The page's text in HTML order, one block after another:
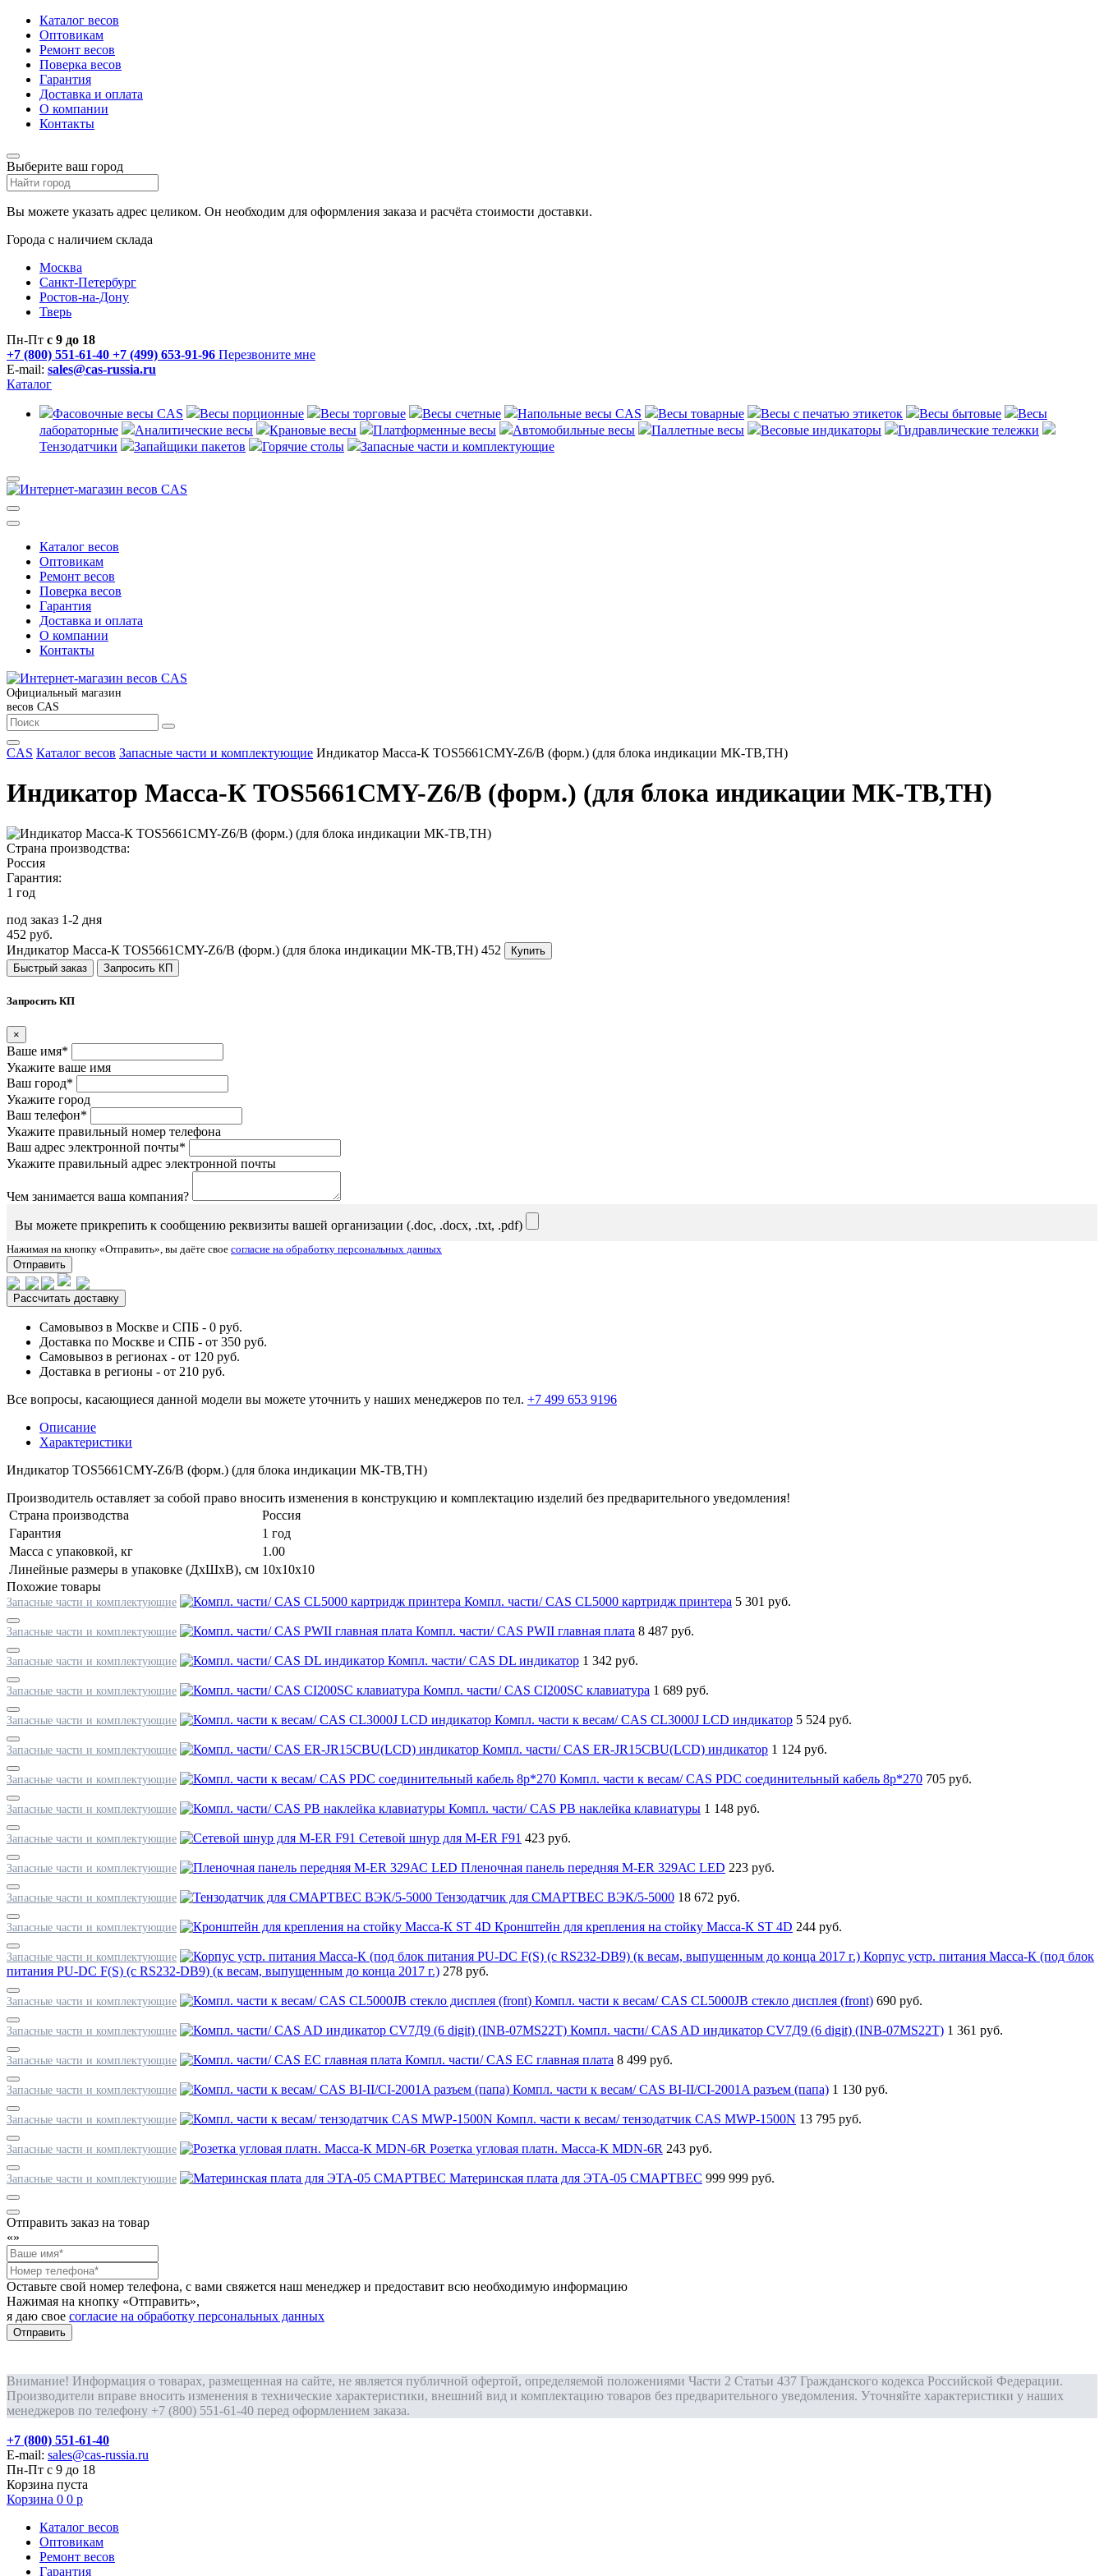
Каталог весов
Оптовикам
Ремонт весов
Поверка весов
Гарантия
Доставка и оплата
О компании
Контакты
Выберите ваш город
Вы можете указать адрес целиком. Он необходим для оформления заказа и расчёта стоимости доставки.
Города с наличием склада
Москва
Санкт-Петербург
Ростов-на-Дону
Тверь
Пн-Пт с 9 до 18
+7 (800) 551-61-40 +7 (499) 653-91-96 Перезвоните мне
E-mail: sales@cas-russia.ru
Каталог
Фасовочные весы CAS Весы порционные Весы торговые Весы счетные Напольные весы CAS Весы товарные Весы с печатью этикеток Весы бытовые
Весы
лабораторные
Аналитические весы Крановые весы Платформенные весы Автомобильные весы Паллетные весы Весовые индикаторы
Гидравлические тележки
Тензодатчики
Запайщики пакетов Горячие столы Запасные части и комплектующие
Каталог весов
Оптовикам
Ремонт весов
Поверка весов
Гарантия
Доставка и оплата
О компании
Контакты
Официальный магазин
весов CAS
CAS Каталог весов Запасные части и комплектующие Индикатор Масса-К TOS5661CMY-Z6/B (форм.) (для блока индикации МК-ТВ,ТН)
Индикатор Масса-К TOS5661CMY-Z6/B (форм.) (для блока индикации МК-ТВ,ТН)
Страна производства:
Россия
Гарантия:
1 год
под заказ 1-2 дня
452 руб.
Индикатор Масса-К TOS5661CMY-Z6/B (форм.) (для блока индикации МК-ТВ,ТН) 452
Купить
Быстрый заказ
Запросить КП
Запросить КП
×
Ваше имя*
Укажите ваше имя
Ваш город*
Укажите город
Ваш телефон*
Укажите правильный номер телефона
Ваш адрес электронной почты*
Укажите правильный адрес электронной почты
Чем занимается ваша компания?
Вы можете прикрепить к сообщению реквизиты вашей организации (.doc, .docx, .txt, .pdf)
Нажимая на кнопку «Отправить», вы даёте свое согласие на обработку персональных данных
Отправить
Рассчитать доставку
Самовывоз в Москве и СПБ - 0 руб.
Доставка по Москве и СПБ - от 350 руб.
Самовывоз в регионах - от 120 руб.
Доставка в регионы - от 210 руб.
Все вопросы, касающиеся данной модели вы можете уточнить у наших менеджеров по тел. +7 499 653 9196
Описание
Характеристики
Индикатор TOS5661CMY-Z6/B (форм.) (для блока индикации МК-ТВ,ТН)
Производитель оставляет за собой право вносить изменения в конструкцию и комплектацию изделий без предварительного уведомления!
Страна производства
Россия
Гарантия
1 год
Масса с упаковкой, кг
1.00
Линейные размеры в упаковке (ДxШxВ), см 10x10x10
Похожие товары
Запасные части и комплектующие Компл. части/ CAS CL5000 картридж принтера 5 301 руб.
Запасные части и комплектующие Компл. части/ CAS PWII главная плата 8 487 руб.
Запасные части и комплектующие Компл. части/ CAS DL индикатор 1 342 руб.
Запасные части и комплектующие Компл. части/ CAS CI200SC клавиатура 1 689 руб.
Запасные части и комплектующие Компл. части к весам/ CAS CL3000J LCD индикатор 5 524 руб.
Запасные части и комплектующие Компл. части/ CAS ER-JR15CBU(LCD) индикатор 1 124 руб.
Запасные части и комплектующие Компл. части к весам/ CAS PDC соединительный кабель 8р*270 705 руб.
Запасные части и комплектующие Компл. части/ CAS PB наклейка клавиатуры 1 148 руб.
Запасные части и комплектующие Сетевой шнур для M-ER F91 423 руб.
Запасные части и комплектующие Пленочная панель передняя M-ER 329АС LED 223 руб.
Запасные части и комплектующие Тензодатчик для СМАРТВЕС ВЭК/5-5000 18 672 руб.
Запасные части и комплектующие Кронштейн для крепления на стойку Масса-К ST 4D 244 руб.
Запасные части и комплектующие
Корпус устр. питания Масса-К (под блок
питания PU-DC F(S) (с RS232-DB9) (к весам, выпущенным до конца 2017 г.) 278 руб.
Запасные части и комплектующие Компл. части к весам/ CAS CL5000JВ стекло дисплея (front) 690 руб.
Запасные части и комплектующие Компл. части/ CAS AD индикатор CV7Д9 (6 digit) (INB-07MS22T) 1 361 руб.
Запасные части и комплектующие Компл. части/ CAS EC главная плата 8 499 руб.
Запасные части и комплектующие Компл. части к весам/ CAS BI-II/CI-2001A разъем (папа) 1 130 руб.
Запасные части и комплектующие Компл. части к весам/ тензодатчик CAS MWP-1500N 13 795 руб.
Запасные части и комплектующие Розетка угловая платн. Масса-К MDN-6R 243 руб.
Запасные части и комплектующие Материнская плата для ЭТА-05 СМАРТВЕС 999 999 руб.
Отправить заказ на товар
«»
Оставьте свой номер телефона, с вами свяжется наш менеджер и предоставит всю необходимую информацию
Нажимая на кнопку «Отправить»,
я даю свое согласие на обработку персональных данных
Отправить
Внимание! Информация о товарах, размещенная на сайте, не является публичной офертой, определяемой положениями Части 2 Статьи 437 Гражданского кодекса Российской Федерации.
Производители вправе вносить изменения в технические характеристики, внешний вид и комплектацию товаров без предварительного уведомления. Уточняйте характеристики у наших
менеджеров по телефону +7 (800) 551-61-40 перед оформлением заказа.
+7 (800) 551-61-40
E-mail: sales@cas-russia.ru
Пн-Пт с 9 до 18
Корзина пуста
Корзина 0 0 р
Каталог весов
Оптовикам
Ремонт весов
Гарантия